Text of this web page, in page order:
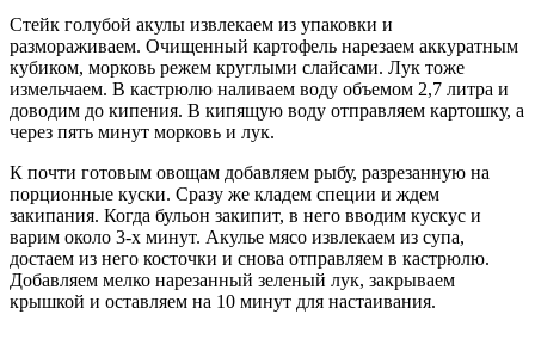
Стейк голубой акулы извлекаем из упаковки и
размораживаем. Очищенный картофель нарезаем аккуратным
кубиком, морковь режем круглыми слайсами. Лук тоже
измельчаем. В кастрюлю наливаем воду объемом 2,7 литра и
доводим до кипения. В кипящую воду отправляем картошку, а
через пять минут морковь и лук.
К почти готовым овощам добавляем рыбу, разрезанную на
порционные куски. Сразу же кладем специи и ждем
закипания. Когда бульон закипит, в него вводим кускус и
варим около 3-х минут. Акулье мясо извлекаем из супа,
достаем из него косточки и снова отправляем в кастрюлю.
Добавляем мелко нарезанный зеленый лук, закрываем
крышкой и оставляем на 10 минут для настаивания.